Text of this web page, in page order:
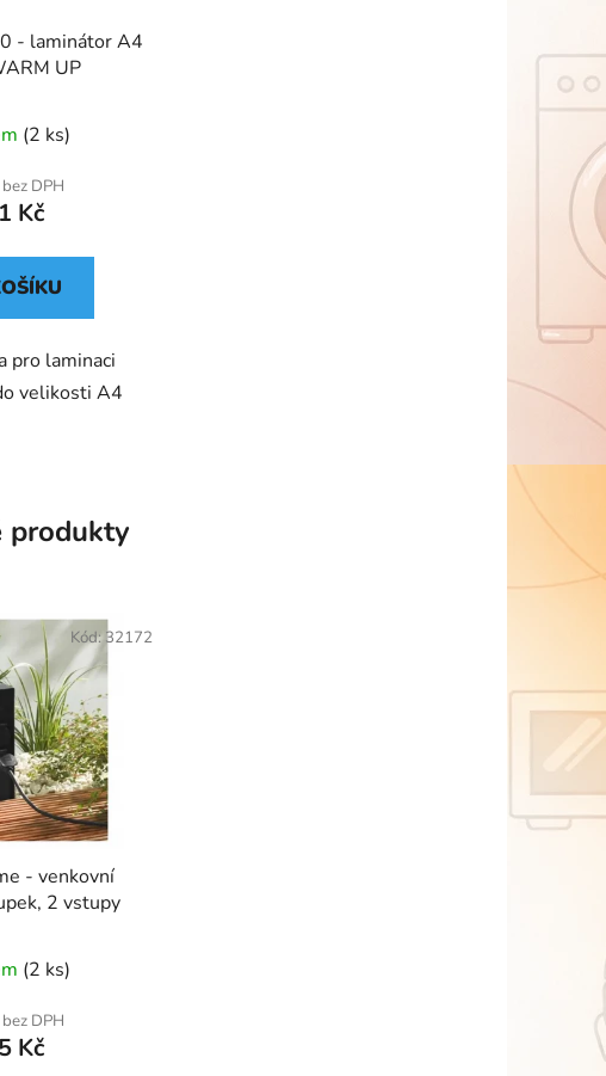
- laminátor A4
UP
(2 ks)
DPH
Kč
pro laminaci
velikosti A4
produkty
- venkovní
2 vstupy
(2 ks)
DPH
Kč
Kód: 32172